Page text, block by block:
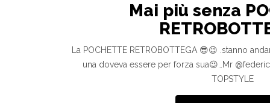
Mai più senza
La POCHETTE RETROBOTTEGA 😎😉 .stanno
una doveva essere per forza sua😉…Mr
TOPSTYLE